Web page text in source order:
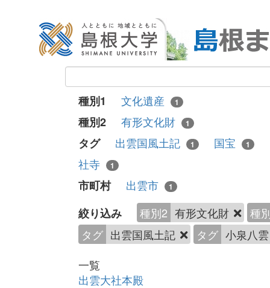
種別1 文化遺産 1
種別2 有形文化財 1
タグ 出雲国風土記 1 国宝 1
社寺
1
市町村 出雲市 1
絞り込み 種別2 有形文化財
種
タグ 出雲国風土記 タグ 小泉八
一覧
出雲大社本殿